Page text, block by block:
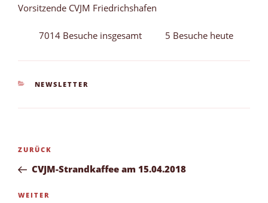
Vorsitzende CVJM Friedrichshafen
7014 Besuche insgesamt 5 Besuche heute
KATEGORIEN
NEWSLETTER
Beitragsnavigation
Vorheriger
Beitrag
ZURÜCK
CVJM-Strandkaffee am 15.04.2018
Nächster
WEITER